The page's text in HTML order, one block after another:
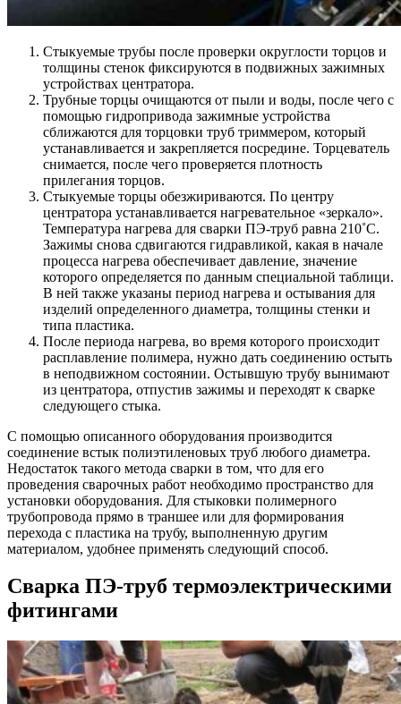
Стыкуемые трубы после проверки округлости торцов и
толщины стенок фиксируются в подвижных зажимных
устройствах центратора.
Трубные торцы очищаются от пыли и воды, после чего с
помощью гидропривода зажимные устройства
сближаются для торцовки труб триммером, который
устанавливается и закрепляется посредине. Торцеватель
снимается, после чего проверяется плотность
прилегания торцов.
Стыкуемые торцы обезжириваются. По центру
центратора устанавливается нагревательное «зеркало».
Температура нагрева для сварки ПЭ-труб равна 210˚С.
Зажимы снова сдвигаются гидравликой, какая в начале
процесса нагрева обеспечивает давление, значение
которого определяется по данным специальной таблици.
В ней также указаны период нагрева и остывания для
изделий определенного диаметра, толщины стенки и
типа пластика.
После периода нагрева, во время которого происходит
расплавление полимера, нужно дать соединению остыть
в неподвижном состоянии. Остывшую трубу вынимают
из центратора, отпустив зажимы и переходят к сварке
следующего стыка.
С помощью описанного оборудования производится
соединение встык полиэтиленовых труб любого диаметра.
Недостаток такого метода сварки в том, что для его
проведения сварочных работ необходимо пространство для
установки оборудования. Для стыковки полимерного
трубопровода прямо в траншее или для формирования
перехода с пластика на трубу, выполненную другим
материалом, удобнее применять следующий способ.
Сварка ПЭ-труб термоэлектрическими
фитингами